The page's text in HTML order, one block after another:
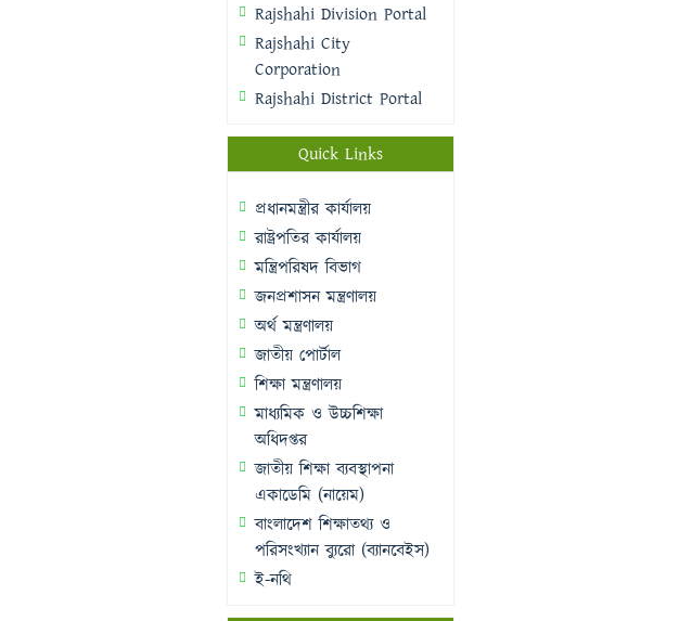
Rajshahi Division Portal
Rajshahi City
Corporation
Rajshahi District Portal
Quick Links
প্রধানমন্ত্রীর কার্যালয়
রাষ্ট্রপতির কার্যালয়
মন্ত্রিপরিষদ বিভাগ
জনপ্রশাসন মন্ত্রণালয়
অর্থ মন্ত্রণালয়
জাতীয় পোর্টাল
শিক্ষা মন্ত্রণালয়
মাধ্যমিক ও উচ্চশিক্ষা
অধিদপ্তর
জাতীয় শিক্ষা ব্যবস্থাপনা
একাডেমি (নায়েম)
বাংলাদেশ শিক্ষাতথ্য ও
পরিসংখ্যান ব্যুরো (ব্যানবেইস)
ই-নথি